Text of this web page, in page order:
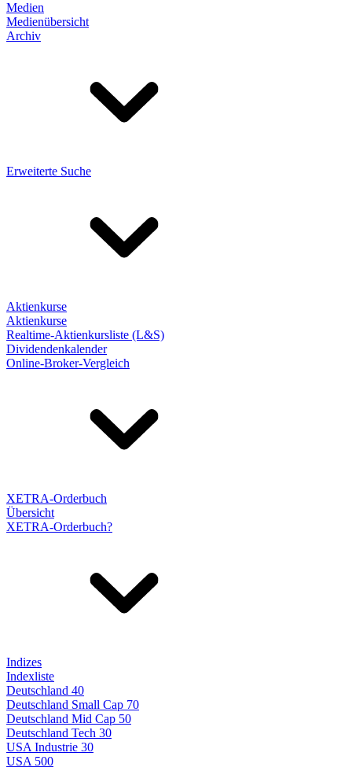
Medien
Medienübersicht
Archiv
Erweiterte Suche
Aktienkurse
Aktienkurse
Realtime-Aktienkursliste (L&S)
Dividendenkalender
Online-Broker-Vergleich
XETRA-Orderbuch
Übersicht
XETRA-Orderbuch?
Indizes
Indexliste
Deutschland 40
Deutschland Small Cap 70
Deutschland Mid Cap 50
Deutschland Tech 30
USA Industrie 30
USA 500